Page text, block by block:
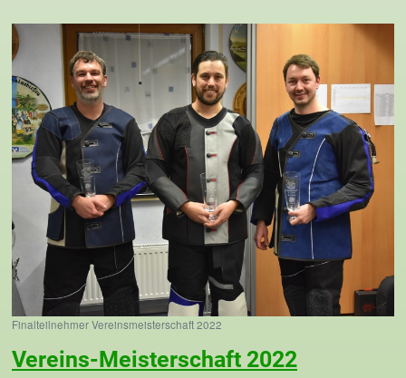
Finalteilnehmer Vereinsmeisterschaft 2022
Vereins-Meisterschaft 2022